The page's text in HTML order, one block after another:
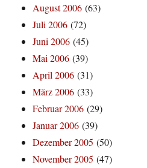
August 2006 (63)
Juli 2006 (72)
Juni 2006 (45)
Mai 2006 (39)
April 2006 (31)
März 2006 (33)
Februar 2006 (29)
Januar 2006 (39)
Dezember 2005 (50)
November 2005 (47)